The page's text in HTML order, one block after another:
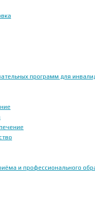
программ для
и профессионального